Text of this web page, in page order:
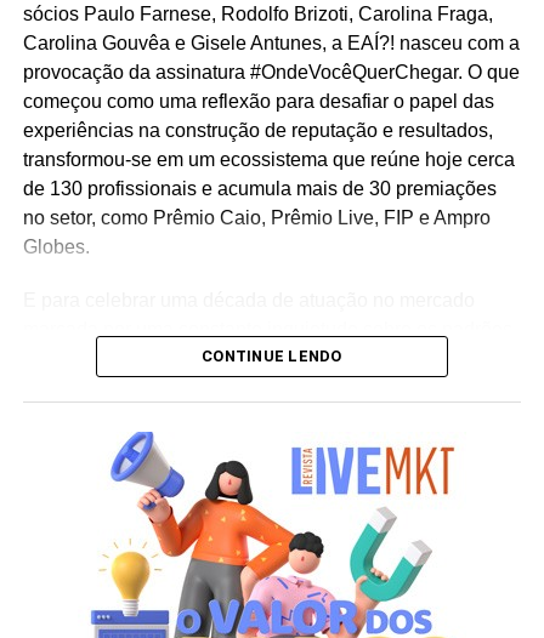
sócios Paulo Farnese, Rodolfo Brizoti, Carolina Fraga,
Carolina Gouvêa e Gisele Antunes, a EAÍ?! nasceu com a
provocação da assinatura #OndeVocêQuerChegar. O que
começou como uma reflexão para desafiar o papel das
experiências na construção de reputação e resultados,
transformou-se em um ecossistema que reúne hoje cerca
de 130 profissionais e acumula mais de 30 premiações
no setor, como Prêmio Caio, Prêmio Live, FIP e Ampro
Globes.
do live marketing e da comunicação corporativa, a
iniciativa reflete a premissa de que cada projeto, mesmo
após uma década de consolidação no mercado,
permanece sendo uma oportunidade única para
desenhar o futuro e criar conexões memoráveis entre
marcas e pessoas.
Ao longo de 10 anos, a agência vem transformando essa
CONTINUE LENDO